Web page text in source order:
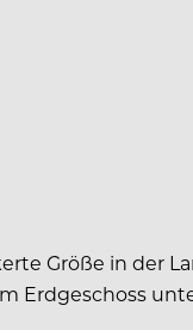
Größe in der
Erdgeschoss